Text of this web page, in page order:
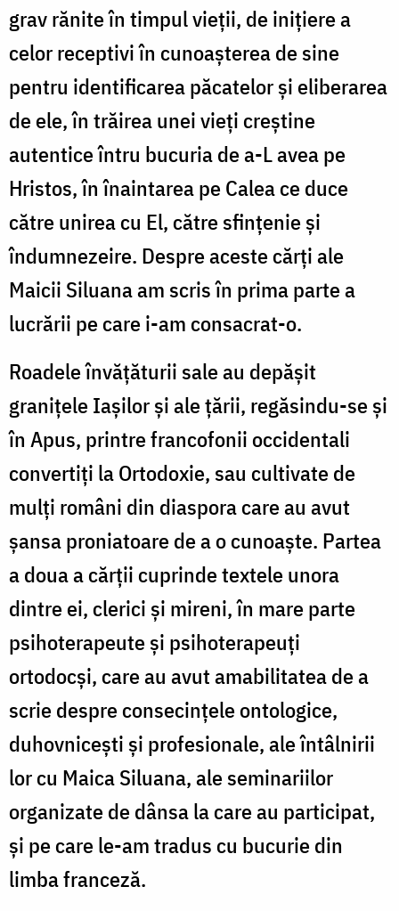
grav rănite în timpul vieții, de inițiere a
celor receptivi în cunoașterea de sine
pentru identificarea păcatelor și eliberarea
de ele, în trăirea unei vieți creștine
autentice întru bucuria de a-L avea pe
Hristos, în înaintarea pe Calea ce duce
către unirea cu El, către sfințenie și
îndumnezeire. Despre aceste cărți ale
Maicii Siluana am scris în prima parte a
lucrării pe care i-am consacrat-o.
Roadele învățăturii sale au depășit
granițele Iașilor și ale țării, regăsindu-se și
în Apus, printre francofonii occidentali
convertiți la Ortodoxie, sau cultivate de
mulți români din diaspora care au avut
șansa proniatoare de a o cunoaște. Partea
a doua a cărții cuprinde textele unora
dintre ei, clerici și mireni, în mare parte
psihoterapeute și psihoterapeuți
ortodocși, care au avut amabilitatea de a
scrie despre consecințele ontologice,
duhovnicești și profesionale, ale întâlnirii
lor cu Maica Siluana, ale seminariilor
organizate de dânsa la care au participat,
și pe care le-am tradus cu bucurie din
limba franceză.